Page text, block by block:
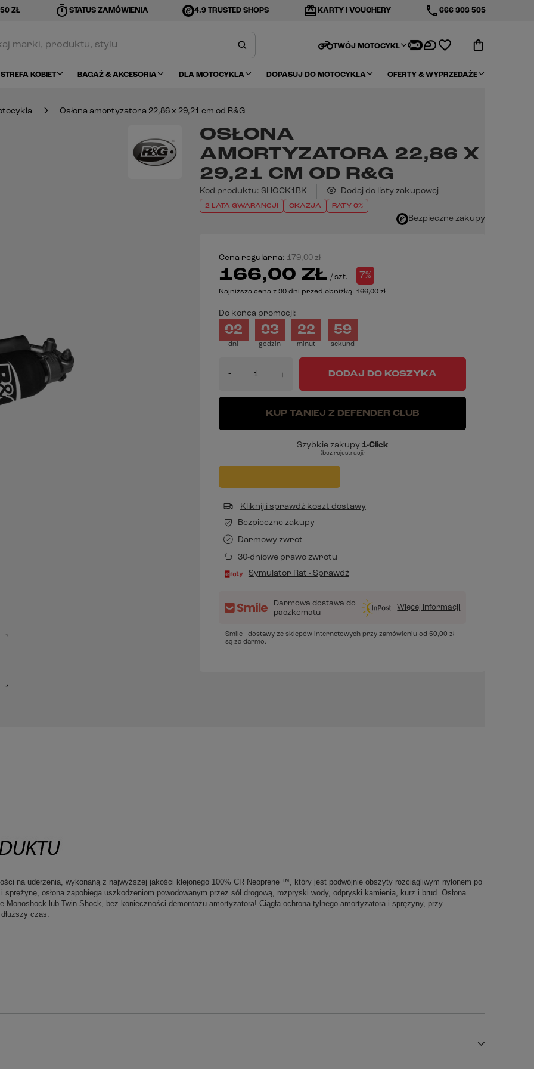
ZŁ timer STATUS ZAMÓWIENIA 4.9 TRUSTED SHOPS redeem KARTY I VOUCHERY phone666 303 505
motorcycleTWÓJ MOTOCYKL
STREFA KOBIET BAGAŻ & AKCESORIA DLA MOTOCYKLA DOPASUJ DO MOTOCYKLA OFERTY & WYPRZEDAŻE
Osłona amortyzatora 22,86 x 29,21 cm od R&G
OSŁONA
AMORTYZATORA 22,86 X
29,21 CM OD R&G
Kod produktu: SHOCK1BK Dodaj do listy zakupowej
2 LATA GWARANCJI OKAZJA RATY 0%
Bezpieczne zakupy
Cena regularna: 179,00 zł
166,00 ZŁ / szt. 7%
Najniższa cena z 30 dni przed obniżką: 166,00 zł
Do końca promocji:
dni
02
godzin
03
minut
22
sekund
58
- + DODAJ DO KOSZYKA
KUP TANIEJ Z DEFENDER CLUB
Szybkie zakupy 1-Click
(bez rejestracji)
Kliknij i sprawdź koszt dostawy
Bezpieczne zakupy
Darmowy zwrot
30-dniowe prawo zwrotu
Symulator Rat - Sprawdź
Darmowa dostawa do
paczkomatu
Więcej informacji
Smile - dostawy ze sklepów internetowych przy zamówieniu od 50,00 zł
są za darmo.
na uderzenia, wykonaną z najwyższej jakości klejonego 100% CR Neoprene ™, który jest podwójnie obszyty rozciągliwym nylonem po
osłona zapobiega uszkodzeniom powodowanym przez sól drogową, rozpryski wody, odpryski kamienia, kurz i brud. Osłona
lub Twin Shock, bez konieczności demontażu amortyzatora! Ciągła ochrona tylnego amortyzatora i sprężyny, przy
czas.